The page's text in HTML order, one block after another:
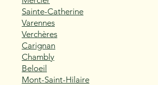
Sainte-Catherine
Varennes
Verchères
Carignan
Chambly
Beloeil
Mont-Saint-Hilaire